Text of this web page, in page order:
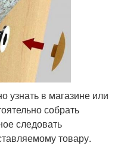
узнать в магазине или
собрать
следовать
товару.